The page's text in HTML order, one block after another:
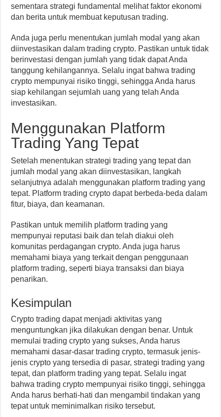
sementara strategi fundamental melihat faktor ekonomi
dan berita untuk membuat keputusan trading.
Anda juga perlu menentukan jumlah modal yang akan
diinvestasikan dalam trading crypto. Pastikan untuk tidak
berinvestasi dengan jumlah yang tidak dapat Anda
tanggung kehilangannya. Selalu ingat bahwa trading
crypto mempunyai risiko tinggi, sehingga Anda harus
siap kehilangan sejumlah uang yang telah Anda
investasikan.
Menggunakan Platform
Trading Yang Tepat
Setelah menentukan strategi trading yang tepat dan
jumlah modal yang akan diinvestasikan, langkah
selanjutnya adalah menggunakan platform trading yang
tepat. Platform trading crypto dapat berbeda-beda dalam
fitur, biaya, dan keamanan.
Pastikan untuk memilih platform trading yang
mempunyai reputasi baik dan telah diakui oleh
komunitas perdagangan crypto. Anda juga harus
memahami biaya yang terkait dengan penggunaan
platform trading, seperti biaya transaksi dan biaya
penarikan.
Kesimpulan
Crypto trading dapat menjadi aktivitas yang
menguntungkan jika dilakukan dengan benar. Untuk
memulai trading crypto yang sukses, Anda harus
memahami dasar-dasar trading crypto, termasuk jenis-
jenis crypto yang tersedia di pasar, strategi trading yang
tepat, dan platform trading yang tepat. Selalu ingat
bahwa trading crypto mempunyai risiko tinggi, sehingga
Anda harus berhati-hati dan mengambil tindakan yang
tepat untuk meminimalkan risiko tersebut.